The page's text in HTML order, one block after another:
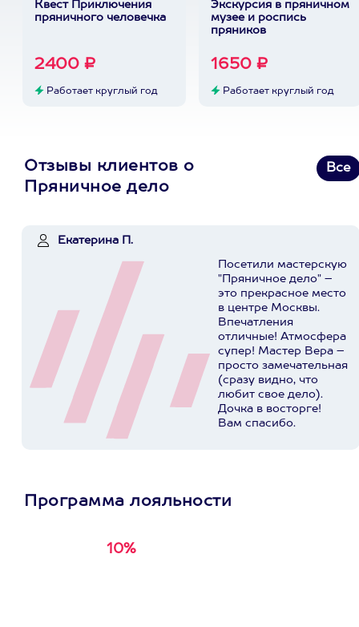
Квест Приключения
пряничного человечка
2400 ₽
Работает круглый год
Экскурсия в пряничном
музее и роспись
пряников
1650 ₽
Работает круглый год
Отзывы клиентов о
Пряничное дело
Все
Екатерина П.
Посетили мастерскую
"Пряничное дело" –
это прекрасное место
в центре Москвы.
Впечатления
отличные! Атмосфера
супер! Мастер Вера –
просто замечательная
(сразу видно, что
любит свое дело).
Дочка в восторге!
Вам спасибо.
Программа лояльности
10%